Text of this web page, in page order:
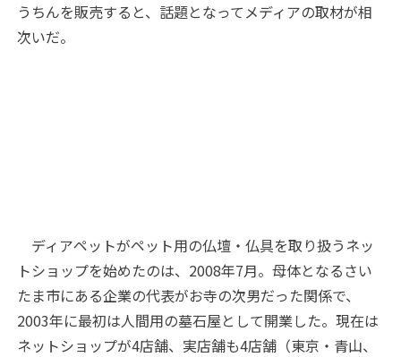
うちんを販売すると、話題となってメディアの取材が相
次いだ。
ディアペットがペット用の仏壇・仏具を取り扱うネッ
トショップを始めたのは、2008年7月。母体となるさい
たま市にある企業の代表がお寺の次男だった関係で、
2003年に最初は人間用の墓石屋として開業した。現在は
ネットショップが4店舗、実店舗も4店舗（東京・青山、